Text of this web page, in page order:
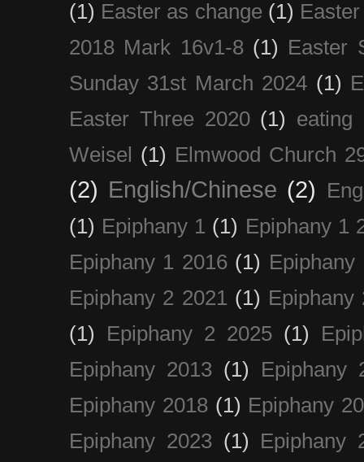
(1) Easter as change (1)
2018 Mark 16v1-8 (1) Easter
Sunday 31st March 2024 (1)
Easter Three 2020 (1) eating
Weisel
(1) Elmwood Church
(2) English/Chinese (2)
(1) Epiphany 1 (1) Epiphany 1
Epiphany 1 2016 (1) Epiphany
Epiphany 2 2021 (1) Epiphany
(1)
Epiphany 2 2025 (1)
Epiphany 2013 (1)
Epiphany
Epiphany 2018 (1) Epiphany
Epiphany 2023 (1)
Epiphany